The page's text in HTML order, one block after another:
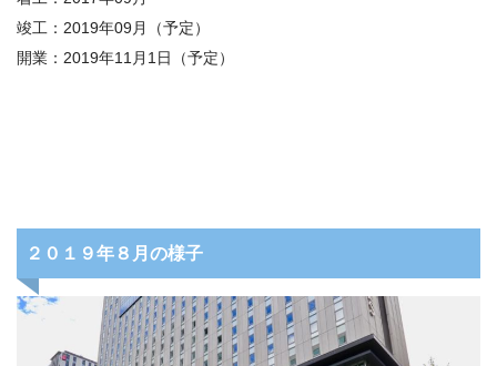
竣工： 2019年09月（予定）
開業： 2019年11月1日（予定）
２０１９年８月の様子